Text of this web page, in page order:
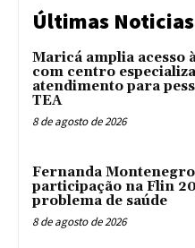
Últimas Noticias
Maricá amplia acesso
com centro
atendimento para
TEA
8 de agosto de 2026
Fernanda
participação na Flin
problema de saúde
8 de agosto de 2026